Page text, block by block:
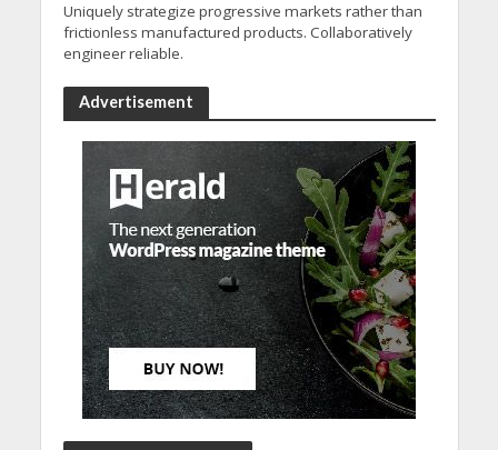
Uniquely strategize progressive markets rather than
frictionless manufactured products. Collaboratively
engineer reliable.
Advertisement